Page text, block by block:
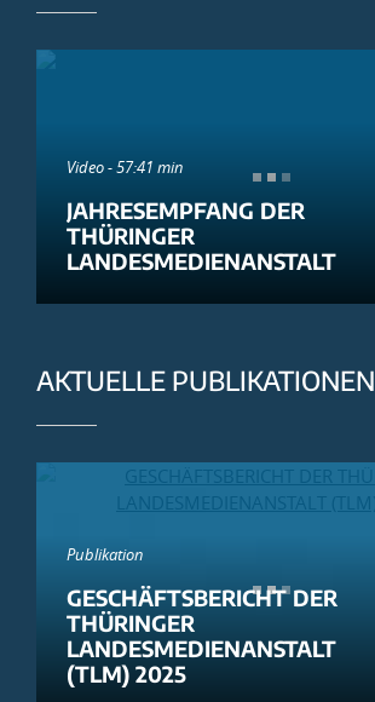
Video - 57:41 min
JAHRESEMPFANG DER
THÜRINGER
LANDESMEDIENANSTALT
AKTUELLE PUBLIKATIONEN
Publikation
GESCHÄFTSBERICHT DER
THÜRINGER
LANDESMEDIENANSTALT
(TLM) 2025